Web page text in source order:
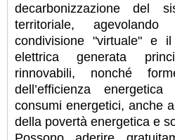
decarbonizzazione del
territoriale,
condivisione "virtuale" e
elettrica generata
rinnovabili, nonché
dell’efficienza
consumi energetici, anche
della povertà energetica e